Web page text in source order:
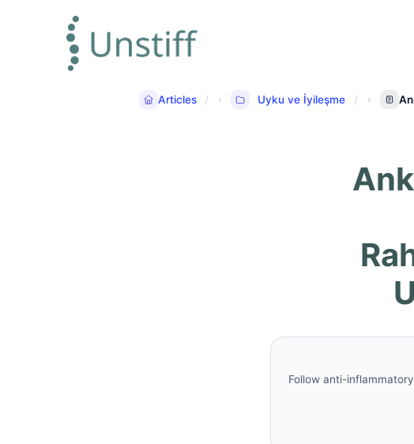
Articles Uyku ve İyileşme
Follow anti-